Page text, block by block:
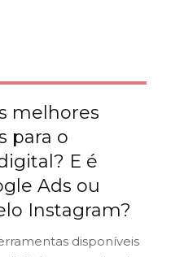
melhores
para o
E é
Ads ou
Instagram?
disponíveis